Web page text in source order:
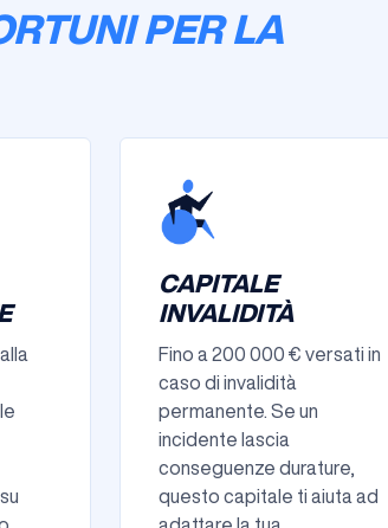
PER LA
CAPITALE
INVALIDITÀ
Fino a 200 000 € versati in
caso di invalidità
permanente. Se un
incidente lascia
conseguenze durature,
questo capitale ti aiuta ad